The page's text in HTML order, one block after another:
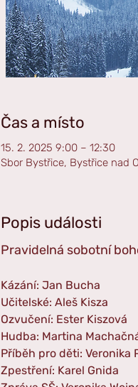
Čas a místo
15. 2. 2025 9:00 – 12:30
Sbor Bystřice, Bystřice nad
Popis události
Pravidelná sobotní
Kázání: Jan Bucha
Učitelské: Aleš Kisza
Ozvučení: Ester Kiszová
Hudba: Martina
Příběh pro děti: Veronika
Zpestření: Karel Gnida